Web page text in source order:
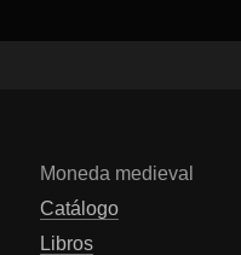
Moneda medieval
Catálogo
Libros